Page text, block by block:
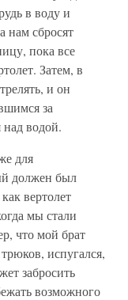
в воду и
нам сбросят
пока все
Затем, в
и он
за
водой.
для
должен был
вертолет
мы стали
что мой брат
испугался,
забросить
возможного